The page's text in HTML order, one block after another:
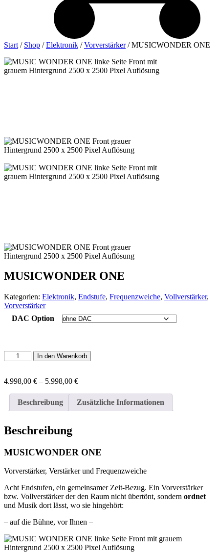
Start / Shop /Elektronik /Vorverstärker/ MUSICWONDER ONE
MUSICWONDER ONE
Kategorien: Elektronik, Endstufe, Frequenzweiche, Vollverstärker,
Vorverstärker
DAC Option
MUSICWONDER
ONE
In den Warenkorb
4.998,00 € – 5.998,00 €
bis
5.998,00 €
Beschreibung Zusätzliche Informationen
Beschreibung
MUSICWONDER ONE
Vorverstärker, Verstärker und Frequenzweiche
Acht Endstufen, ein gemeinsamer Zeit-Bezug. Ein Vorverstärker
bzw. Vollverstärker der den Raum nicht übertönt, sondern ordnet
und Musik dort lässt, wo sie hingehört:
– auf die Bühne, vor Ihnen –